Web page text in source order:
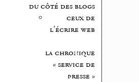
du côté des blogs
ceux de
l’écrire web
la chronique
« service de
presse »